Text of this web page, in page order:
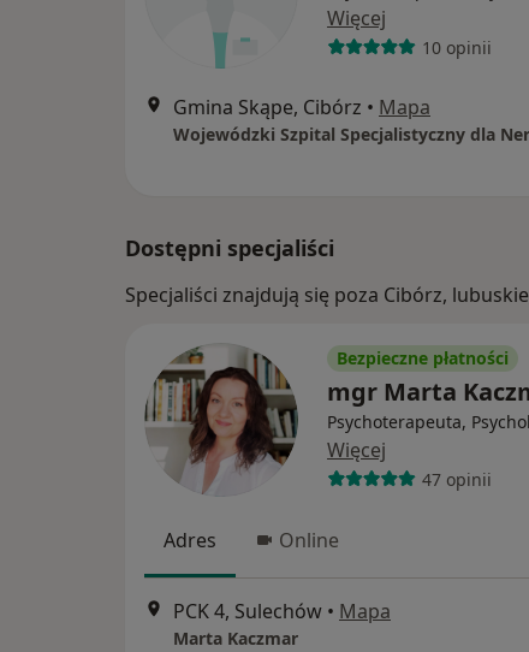
Więcej
10 opinii
Gmina Skąpe, Cibórz • Mapa
Dostępni specjaliści
Specjaliści znajdują się poza Cibórz,
Bezpieczne płatności
mgr Marta
Psychoterapeuta,
Więcej
47 opinii
Adres Online
PCK 4, Sulechów • Mapa
Marta Kaczmar